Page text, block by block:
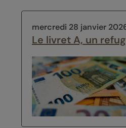
mercredi 28 janvier
Le livret A, un